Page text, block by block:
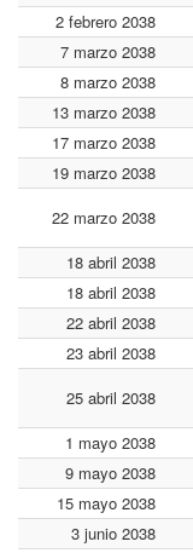
2 febrero 2038
7 marzo 2038
8 marzo 2038
13 marzo 2038
17 marzo 2038
19 marzo 2038
22 marzo 2038
18 abril 2038
18 abril 2038
22 abril 2038
23 abril 2038
25 abril 2038
1 mayo 2038
9 mayo 2038
15 mayo 2038
3 junio 2038